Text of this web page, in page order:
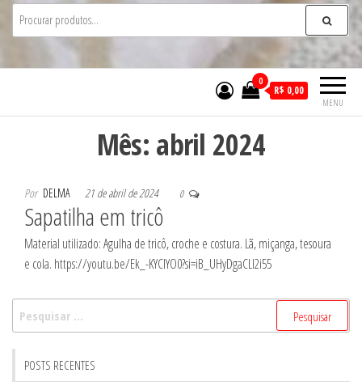
MENU
0
R$ 0,00
Mês: abril 2024
Por DELMA 21 de abril de 2024 0
Sapatilha em tricô
Material utilizado: Agulha de tricô, croche e costura. Lã, miçanga, tesoura
e cola. https://youtu.be/Ek_-KYCIYO0?si=iB_UHyDgaCLl2i55
POSTS RECENTES